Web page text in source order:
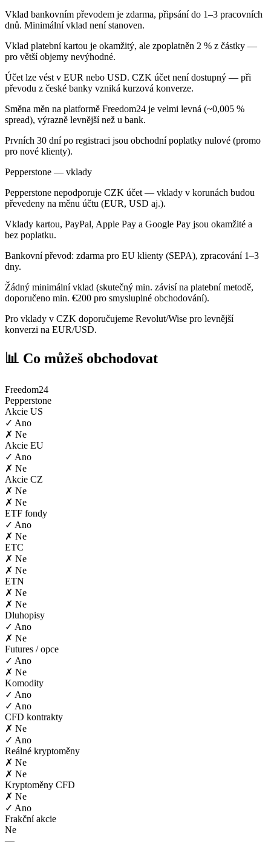
Vklad bankovním převodem je zdarma, připsání do 1–3 pracovních
dnů. Minimální vklad není stanoven.
Vklad platební kartou je okamžitý, ale zpoplatněn 2 % z částky —
pro větší objemy nevýhodné.
Účet lze vést v EUR nebo USD. CZK účet není dostupný — při
převodu z české banky vzniká kurzová konverze.
Směna měn na platformě Freedom24 je velmi levná (~0,005 %
spread), výrazně levnější než u bank.
Prvních 30 dní po registraci jsou obchodní poplatky nulové (promo
pro nové klienty).
Pepperstone — vklady
Pepperstone nepodporuje CZK účet — vklady v korunách budou
převedeny na měnu účtu (EUR, USD aj.).
Vklady kartou, PayPal, Apple Pay a Google Pay jsou okamžité a
bez poplatku.
Bankovní převod: zdarma pro EU klienty (SEPA), zpracování 1–3
dny.
Žádný minimální vklad (skutečný min. závisí na platební metodě,
doporučeno min. €200 pro smysluplné obchodování).
Pro vklady v CZK doporučujeme Revolut/Wise pro levnější
konverzi na EUR/USD.
📊 Co můžeš obchodovat
Freedom24
Pepperstone
Akcie US
✓ Ano
✗ Ne
Akcie EU
✓ Ano
✗ Ne
Akcie CZ
✗ Ne
✗ Ne
ETF fondy
✓ Ano
✗ Ne
ETC
✗ Ne
✗ Ne
ETN
✗ Ne
✗ Ne
Dluhopisy
✓ Ano
✗ Ne
Futures / opce
✓ Ano
✗ Ne
Komodity
✓ Ano
✓ Ano
CFD kontrakty
✗ Ne
✓ Ano
Reálné kryptoměny
✗ Ne
✗ Ne
Kryptoměny CFD
✗ Ne
✓ Ano
Frakční akcie
Ne
—